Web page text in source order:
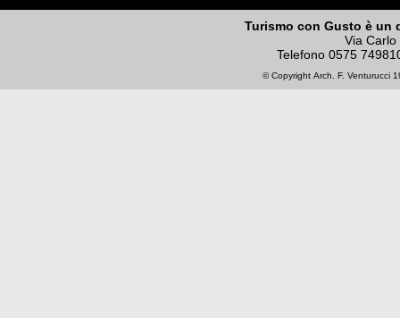
Turismo con Gusto è un
Via
Telefono 0575
© Copyright Arch. F. Venturucci